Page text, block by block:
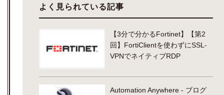
よく見られている記事
【3分で分かるFortinet】【第2
回】FortiClientを使わずにSSL-
VPNでネイティブRDP
Automation Anywhere - ブログ